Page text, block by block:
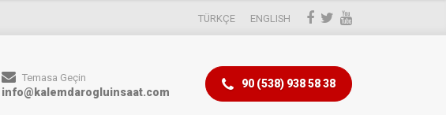
TÜRKÇE ENGLISH
Temasa Geçin
info@kalemdarogluinsaat.com
90 (538) 938 58 38